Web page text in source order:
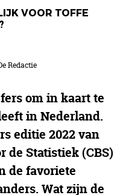
VOOR TOFFE
Redactie
om in kaart te
in Nederland.
editie 2022 van
de Statistiek (CBS)
de favoriete
Wat zijn de